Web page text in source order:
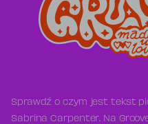
Sprawdź o czym jest tekst
Sabrina Carpenter. Na